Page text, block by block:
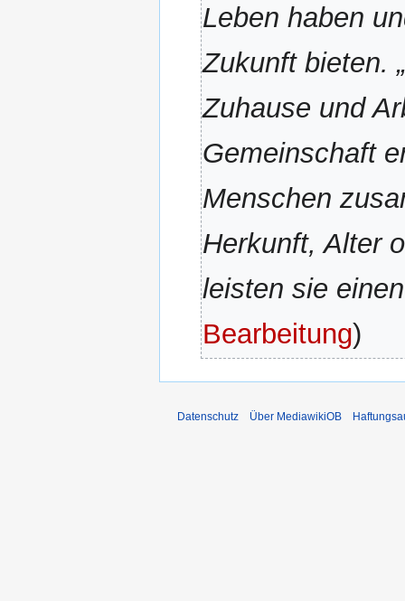
n
g
z
s
m
e
n
a
s
n
g
Leben haben
Zukunft bieten.
Zuhause und
Gemeinschaft
Menschen
Herkunft, Alter
leisten sie
Bearbeitung
Datenschutz Über MediawikiOB